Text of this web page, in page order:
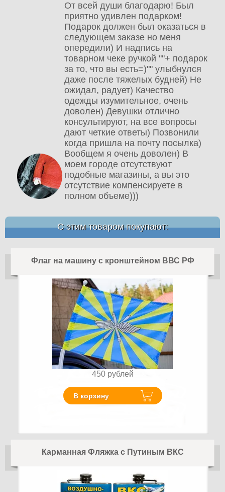
От всей души благодарю! Был
приятно удивлен подарком!
Подарок должен был оказаться в
следующем заказе но меня
опередили) И надпись на
товарном чеке ручкой ""+ подарок
за то, что вы есть=)"" улыбнулся
даже после тяжелых будней) Не
ожидал, радует) Качество
одежды изумительное, очень
доволен) Девушки отлично
консультируют, на все вопросы
дают четкие ответы) Позвонили
когда пришла на почту посылка)
Вообщем я очень доволен) В
моем городе отсутствуют
подобные магазины, а вы это
отсутствие компенсируете в
полном объеме)))
С этим товаром покупают:
Флаг на машину с кронштейном ВВС РФ
450 рублей
В корзину
Карманная Фляжка с Путиным ВКС